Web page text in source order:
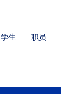
学生 职员